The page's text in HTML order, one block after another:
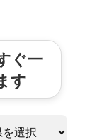
ぐ一
す